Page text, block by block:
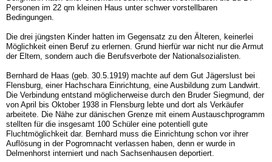
Personen im 22 qm kleinen Haus unter schwer vorstellbaren
Bedingungen.
Die drei jüngsten Kinder hatten im Gegensatz zu den Älteren, keinerlei
Möglichkeit einen Beruf zu erlernen. Grund hierfür war nicht nur die Armut
der Eltern, sondern auch die Berufsverbote der Nationalsozialisten.
Bernhard de Haas (geb. 30.5.1919) machte auf dem Gut Jägerslust bei
Flensburg, einer Hachschara Einrichtung, eine Ausbildung zum Landwirt.
Die Verbindung entstand möglicherweise durch den Bruder Siegmund, der
von April bis Oktober 1938 in Flensburg lebte und dort als Verkäufer
arbeitete. Die Nähe zur dänischen Grenze mit einem Austauschprogramm
stellten für die insgesamt 100 Schüler eine potentiell gute
Fluchtmöglichkeit dar. Bernhard muss die Einrichtung schon vor ihrer
Auflösung in der Pogromnacht verlassen haben, denn er wurde in
Delmenhorst interniert und nach Sachsenhausen deportiert.